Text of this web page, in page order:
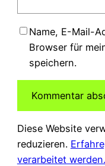
Name, E-Mail-
Browser für
speichern.
Diese Website
reduzieren.
verarbeitet werden.